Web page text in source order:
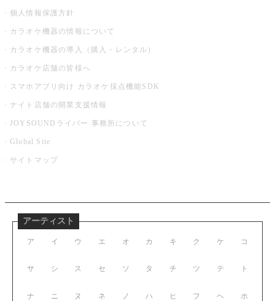
個人情報保護方針
カラオケ機器の情報について
カラオケ機器の導入（購入・レンタル）
カラオケ店舗の皆様へ
スマホアプリ向け カラオケ採点機能SDK
ナイト店舗の開業支援情報
JOYSOUNDライバー 事務所について
Global Site
サイトマップ
アーティスト
ア イ ウ エ オ
サ シ ス セ ソ
ナ ニ ヌ ネ ノ
カ キ ク ケ コ
タ チ ツ テ ト
ハ ヒ フ ヘ ホ